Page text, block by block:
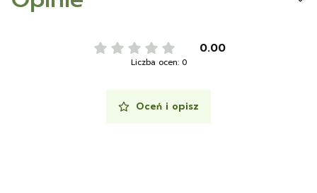
0.00
Liczba ocen: 0
Oceń i opisz